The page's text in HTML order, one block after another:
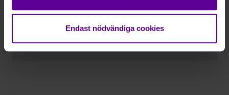
Endast nödvändiga cookies
ditt samtycke.